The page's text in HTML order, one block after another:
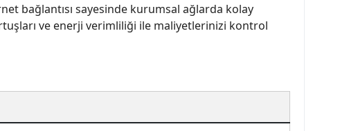
bağlantısı sayesinde kurumsal ağlarda kolay
ve enerji verimliliği ile maliyetlerinizi kontrol